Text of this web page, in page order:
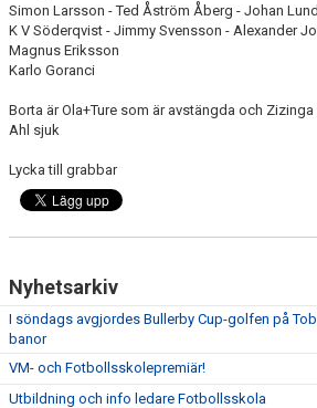
Simon Larsson - Ted Åström Åberg - Johan
K V Söderqvist - Jimmy Svensson - Alexander
Magnus Eriksson
Karlo Goranci
Borta är Ola+Ture som är avstängda och
Ahl sjuk
Lycka till grabbar
Nyhetsarkiv
I söndags avgjordes Bullerby Cup-golfen på
banor
VM- och Fotbollsskolepremiär!
Utbildning och info ledare Fotbollsskola